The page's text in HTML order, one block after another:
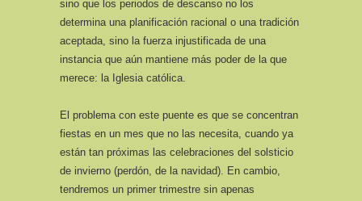
sino que los periodos de descanso no los
determina una planificación racional o una tradición
aceptada, sino la fuerza injustificada de una
instancia que aún mantiene más poder de la que
merece: la Iglesia católica.
El problema con este puente es que se concentran
fiestas en un mes que no las necesita, cuando ya
están tan próximas las celebraciones del solsticio
de invierno (perdón, de la navidad). En cambio,
tendremos un primer trimestre sin apenas